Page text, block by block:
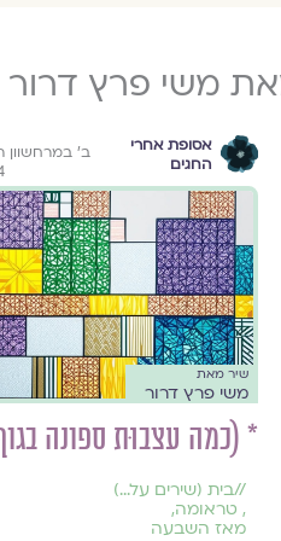
משי פרץ דרור
אסופת אחרי
החגים
ב׳ במרחשוון
שיר מאת
משי פרץ דרור
* (כמה עצבוּת ספונה
//בית (שירים על...)
, טראומה,
מאז השבעה